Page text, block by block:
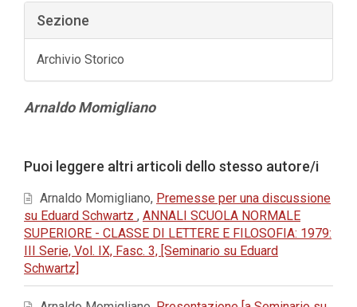
Sezione
Archivio Storico
Contenuto
Arnaldo Momigliano
dell'articolo
Puoi leggere altri articoli dello stesso autore/i
Arnaldo Momigliano, Premesse per una discussione
su Eduard Schwartz , ANNALI SCUOLA NORMALE
SUPERIORE - CLASSE DI LETTERE E FILOSOFIA: 1979:
III Serie, Vol. IX, Fasc. 3, [Seminario su Eduard
Schwartz]